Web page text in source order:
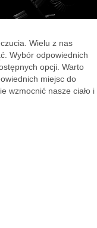
Wielu z nas
Wybór odpowiednich
opcji. Warto
miejsc do
wzmocnić nasze ciało i